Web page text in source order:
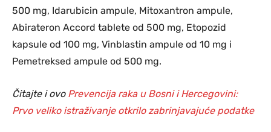
500 mg, Idarubicin ampule, Mitoxantron ampule,
Abirateron Accord tablete od 500 mg, Etopozid
kapsule od 100 mg, Vinblastin ampule od 10 mg i
Pemetreksed ampule od 500 mg.
Čitajte i ovo Prevencija raka u Bosni i Hercegovini:
Prvo veliko istraživanje otkrilo zabrinjavajuće podatke